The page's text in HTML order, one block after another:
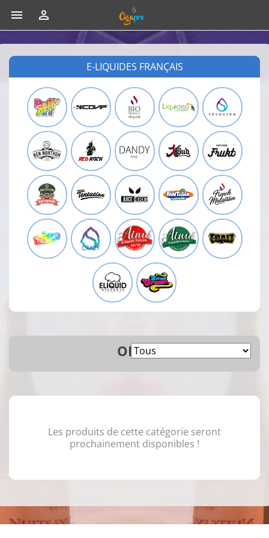
 
E-LIQUIDES FRANÇAIS
OR33
Les produits de cette catégorie seront
prochainement disponibles !